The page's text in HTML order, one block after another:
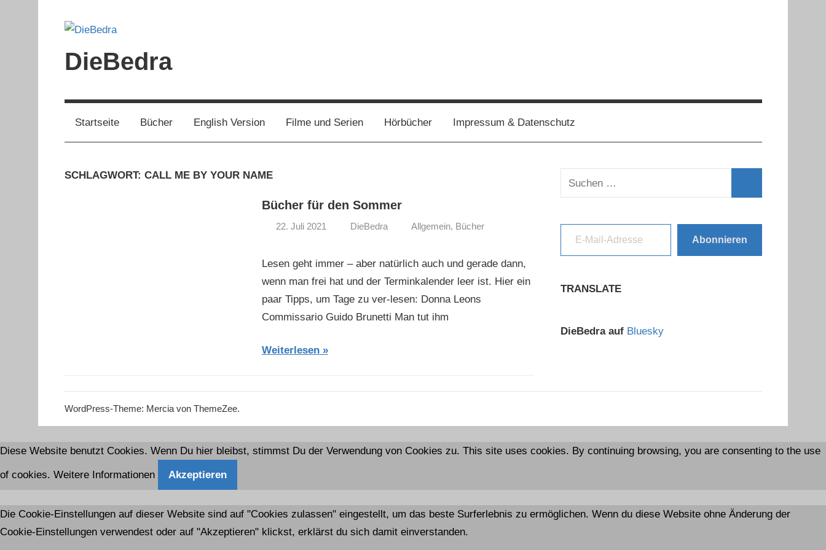
DieBedra
Startseite Bücher English Version Filme und Serien Hörbücher Impressum & Datenschutz
SCHLAGWORT: CALL ME BY YOUR NAME
Bücher für den Sommer
22. Juli 2021 DieBedra Allgemein, Bücher
Lesen geht immer – aber natürlich auch und gerade dann,
wenn man frei hat und der Terminkalender leer ist. Hier ein
paar Tipps, um Tage zu ver-lesen: Donna Leons
Commissario Guido Brunetti Man tut ihm
Weiterlesen
Suchen
nach:
E-Mail-Adresse
Abonnieren
TRANSLATE
DieBedra auf Bluesky
WordPress-Theme: Mercia von ThemeZee.
Diese Website benutzt Cookies. Wenn Du hier bleibst, stimmst Du der Verwendung von Cookies zu. This site uses cookies. By continuing browsing, you are consenting to the use
of cookies. Weitere Informationen Akzeptieren
Die Cookie-Einstellungen auf dieser Website sind auf "Cookies zulassen" eingestellt, um das beste Surferlebnis zu ermöglichen. Wenn du diese Website ohne Änderung der
Cookie-Einstellungen verwendest oder auf "Akzeptieren" klickst, erklärst du sich damit einverstanden.